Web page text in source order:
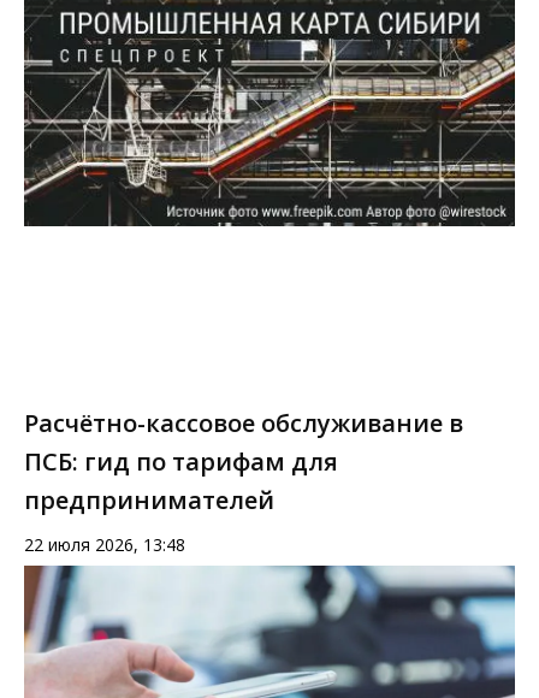
Расчётно-кассовое обслуживание в
ПСБ: гид по тарифам для
предпринимателей
22 июля 2026, 13:48